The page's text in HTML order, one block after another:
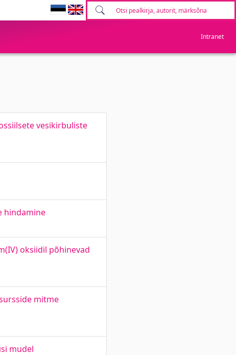
Intranet
vesikirbuliste
hindamine
oksiidil põhinevad
mitme
mudel